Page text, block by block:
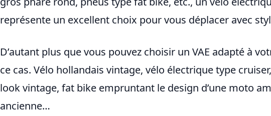
représente un excellent choix pour vous déplacer avec
D’autant plus que vous pouvez choisir un VAE adapté à
ce cas. Vélo hollandais vintage, vélo électrique type
look vintage, fat bike empruntant le design d’une moto
ancienne…